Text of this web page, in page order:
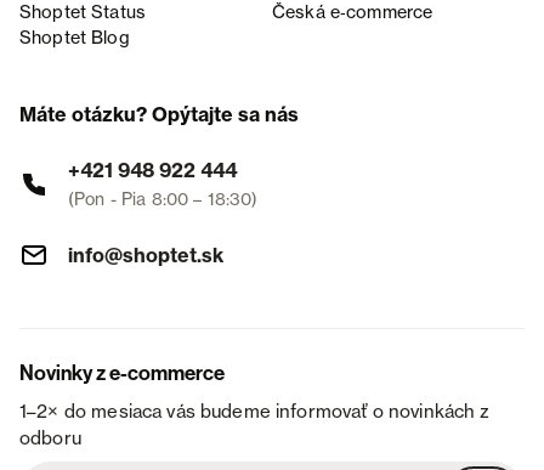
Shoptet Status
Česká e‑commerce
Shoptet Blog
Máte otázku? Opýtajte sa nás
+421 948 922 444
(Pon - Pia 8:00 – 18:30)
info@shoptet.sk
Novinky z e-commerce
1–2× do mesiaca vás budeme informovať o novinkách z
odboru